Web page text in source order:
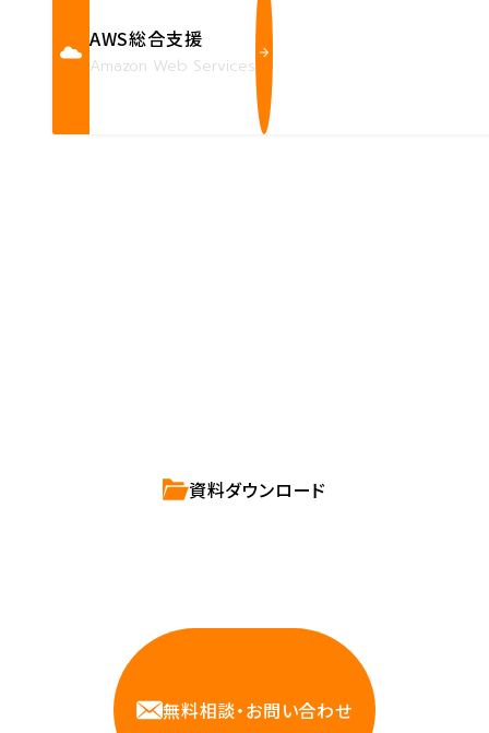
AWS総合支援
Amazon Web Services
資料ダウンロード
無料相談・お問い合わせ